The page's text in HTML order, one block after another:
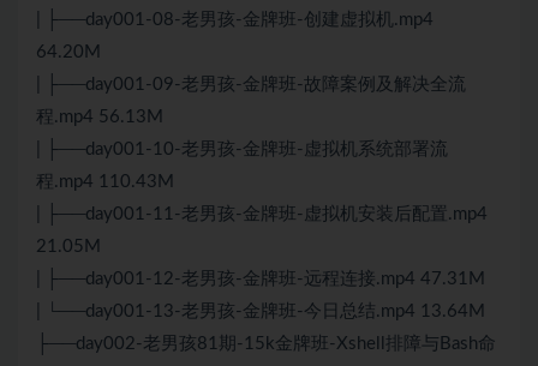
| ├──day001-08-老男孩-金牌班-创建虚拟机.mp4
64.20M
| ├──day001-09-老男孩-金牌班-故障案例及解决全流
程.mp4 56.13M
| ├──day001-10-老男孩-金牌班-虚拟机系统部署流
程.mp4 110.43M
| ├──day001-11-老男孩-金牌班-虚拟机安装后配置.mp4
21.05M
| ├──day001-12-老男孩-金牌班-远程连接.mp4 47.31M
| └──day001-13-老男孩-金牌班-今日总结.mp4 13.64M
├──day002-老男孩81期-15k金牌班-Xshell排障与Bash命